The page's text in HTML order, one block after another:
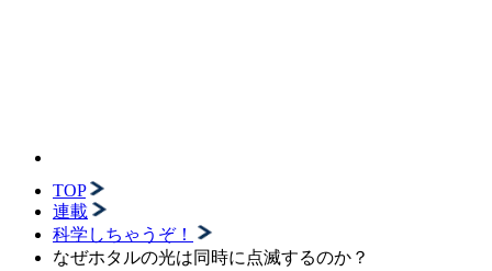
TOP
連載
科学しちゃうぞ！
なぜホタルの光は同時に点滅するのか？